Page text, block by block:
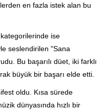
en fazla istek alan bu
ise
seslendirilen "Sana
Bu başarılı düet, iki farklı
büyük bir başarı elde etti.
oldu. Kısa sürede
dünyasında hızlı bir